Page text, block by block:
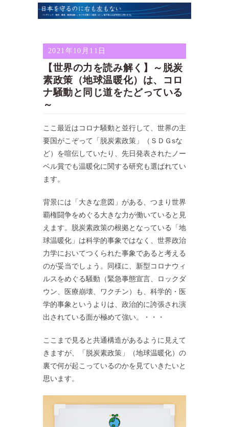
2021年10月11日
【世界の力を読み解く】～脱炭
素政策（地球温暖化）は、コロ
ナ騒動と同じ道をたどっている
～
ここ最近はコロナ騒動と並行して、世界の主
要国がこぞって「脱炭素政策」（ＳＤＧsな
ど）を喧伝していたり、先日発表されたノー
ベル賞でも温暖化に関する研究も選ばれてい
ます。
背景には「大きな意図」がある、つまり世界
覇権闘争をめぐる大きな力が働いていると見
えます。脱炭素政策の根拠となっている「地
球温暖化」は科学的事象ではなく、世界政治
力学においてつくられた事象であると考える
のが妥当でしょう。同様に、新型コロナウィ
ルスをめぐる騒動（緊急事態宣言、ロックダ
ウン、医療崩壊、ワクチン）も、科学的・医
学的事象というよりは、政治的に誇張され演
出されている面が極めて強い。・・・
ここまで見ると共通構造があるように見えて
きますが、「脱炭素政策」（地球温暖化）の
裏で何が起こっているのかを見ていきたいと
思います。